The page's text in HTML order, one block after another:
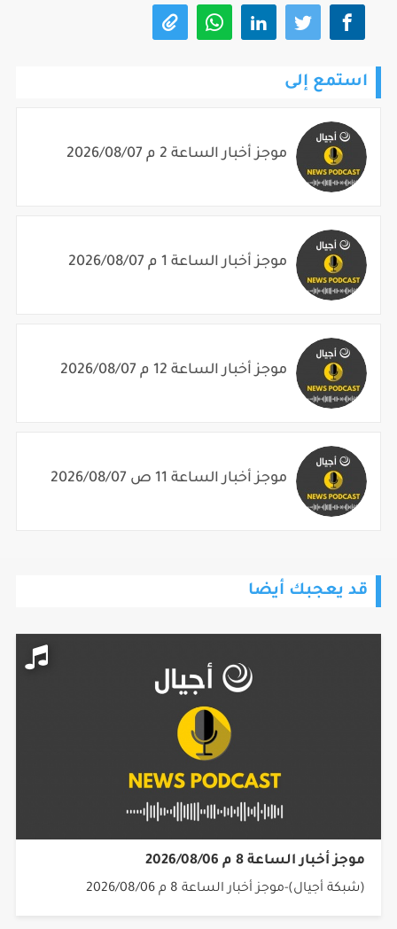
استمع إلى
موجز أخبار الساعة 2 م 2026/08/07
موجز أخبار الساعة 1 م 2026/08/07
موجز أخبار الساعة 12 م 2026/08/07
موجز أخبار الساعة 11 ص 2026/08/07
قد يعجبك أيضا
موجز أخبار الساعة 8 م 2026/08/06
(شبكة أجيال)-موجز أخبار الساعة 8 م 2026/08/06